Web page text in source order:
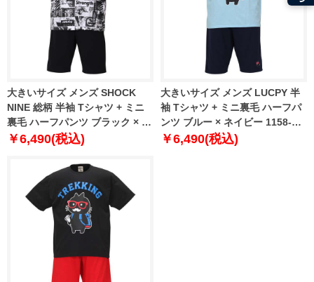
大きいサイズ メンズ SHOCK
NINE 総柄 半袖 Tシャツ + ミニ
裏毛 ハーフパンツ ブラック × ブ
ラック 1258-0292-2 3L 4L 5L
￥6,490(税込)
大きいサイズ メンズ LUCPY 半
袖 Tシャツ + ミニ裏毛 ハーフパ
ンツ ブルー × ネイビー 1158-
9207-1 3L 4L 5L 6L
￥6,490(税込)